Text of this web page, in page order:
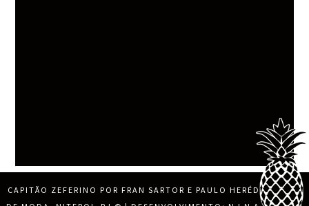
CAPITÃO ZEFERINO POR FRAN SARTOR E PAULO HERÉDIA, BLOG